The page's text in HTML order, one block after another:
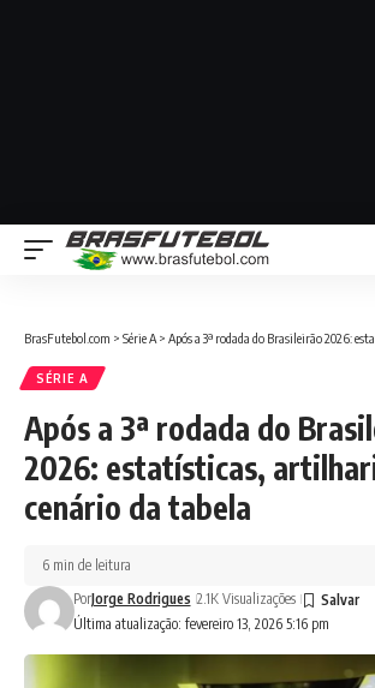
BrasFutebol.com > Série A > Após a 3ª rodada do Brasileirão 2026:
SÉRIE A
Após a 3ª rodada do
2026: estatísticas,
cenário da tabela
Última atualização: fevereiro 13, 2026 5:16 pm
PorJorge Rodrigues 2.1K Visualizações
6 min de leitura